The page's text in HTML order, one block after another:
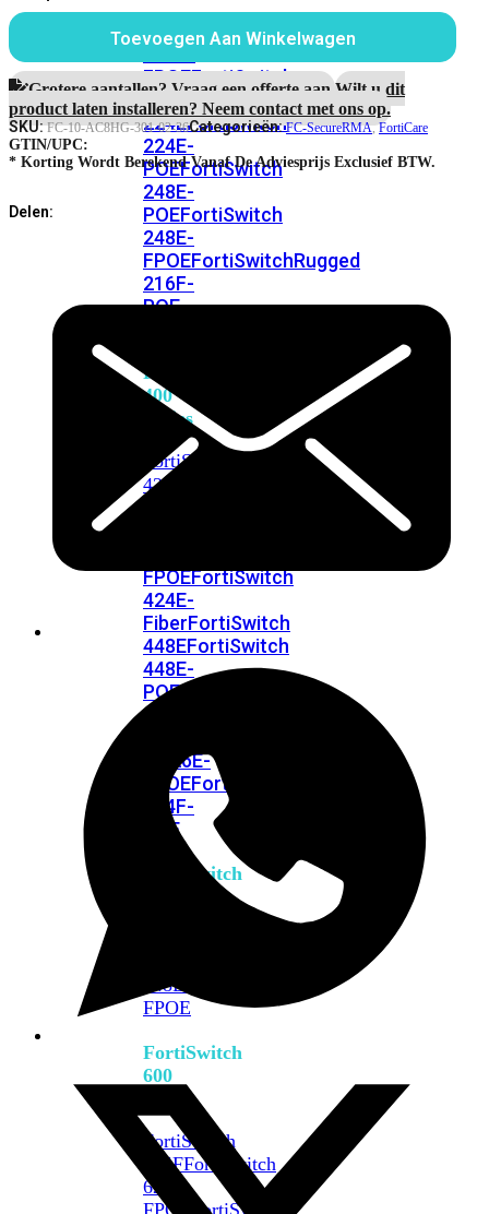
FortiSwitch
224D-
FPOEFortiSwitch
248D FortiSwitch
224EFortiswitch
224E-
POEFortiSwitch
248E-
POEFortiSwitch
248E-
FPOEFortiSwitchRugged
216F-
POE
FortiSwitch
400
Series
FortiSwitch
424E
FPOEFortiSwitch
424E-
FiberFortiSwitch
448EFortiSwitch
448E-
POEFortiSwitch
448E-
M426E-
FPOEFortiSwitchRugged
424F-
POE
FortiSwitch
548D-
FPOE
FortiSwitch
600
Series
FortiSwitch
624FFortiSwitch
624F-
FPOE
FortiSwitch
Jaar
Secure
RMA
Service
aantal
Toevoegen Aan Winkelwagen
Grotere aantallen? Vraag een offerte aan.Wilt u dit
product laten installeren? Neem contact met ons op.
SKU:FC-10-AC8HG-301-02-36Categorieën:FC-SecureRMA,FortiCare
GTIN/UPC:
* Korting Wordt Berekend Vanaf De Adviesprijs Exclusief BTW.
Delen: